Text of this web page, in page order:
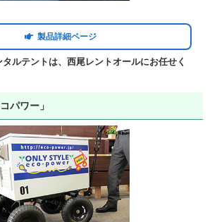
製品詳細ページ
ルテントは、西尾レントオールにお任せく
パワー」